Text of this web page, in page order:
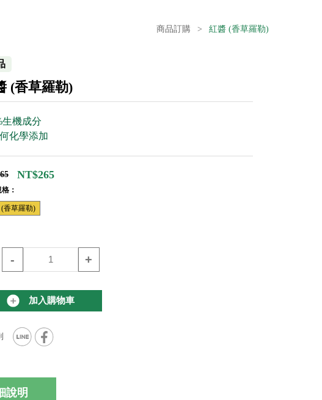
商品訂購 > 紅醬 (香草羅勒)
(香草羅勒)
生機成分
化學添加
NT$265
：
香草羅勒)
- +
加入購物車
說明